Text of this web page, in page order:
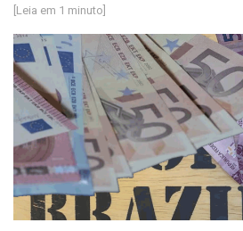
[Leia em 1 minuto]